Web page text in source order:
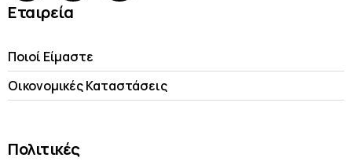
Εταιρεία
Ποιοί Είμαστε
Οικονομικές Kαταστάσεις
Πολιτικές